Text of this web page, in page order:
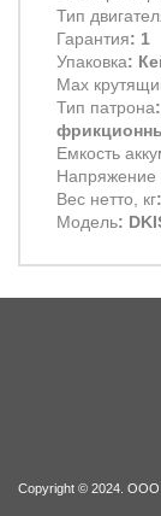
Тип
Гарантия: 1
Упаковка:
Max
Тип патрона
Емкость
Напряжение
Вес нетто, кг
Модель:
Copyright © 2024.